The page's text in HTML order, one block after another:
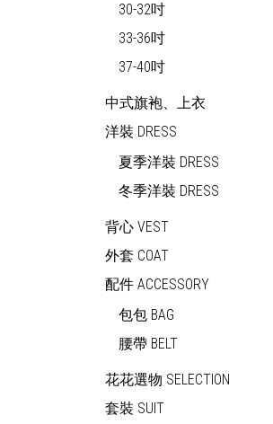
30-32吋
33-36吋
37-40吋
中式旗袍、上衣
洋裝 DRESS
夏季洋裝 DRESS
冬季洋裝 DRESS
背心 VEST
外套 COAT
配件 ACCESSORY
包包 BAG
腰帶 BELT
花花選物 SELECTION
套裝 SUIT